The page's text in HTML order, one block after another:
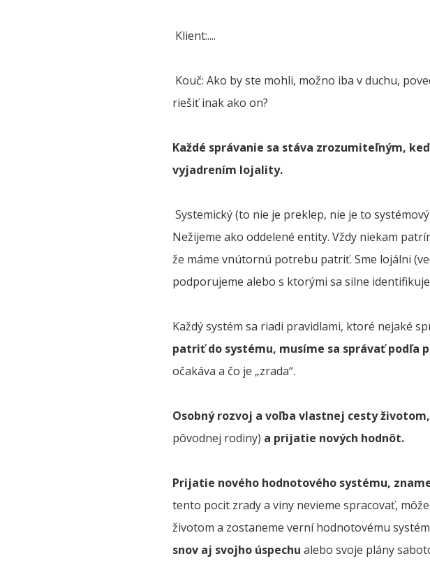
Klient:....
Kouč: Ako by ste mohli, možno iba v duchu,
riešiť inak ako on?
Každé správanie sa stáva zrozumiteľným,
vyjadrením lojality.
Systemický (to nie je preklep, nie je to
Nežijeme ako oddelené entity. Vždy niekam
že máme vnútornú potrebu patriť. Sme lojálni
podporujeme alebo s ktorými sa silne
Každý systém sa riadi pravidlami, ktoré nejaké
patriť do systému, musíme sa správať podľa
očakáva a čo je „zrada“.
Osobný rozvoj a voľba vlastnej cesty
pôvodnej rodiny) a prijatie nových hodnôt.
Prijatie nového hodnotového systému,
tento pocit zrady a viny nevieme spracovať,
životom a zostaneme verní hodnotovému
snov aj svojho úspechu alebo svoje plány